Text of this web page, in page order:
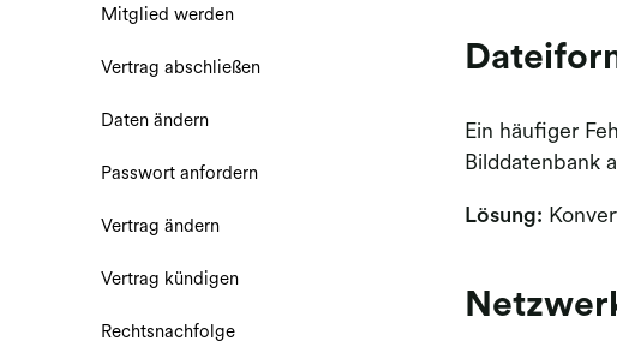
Mitglied werden
Vertrag abschließen
Daten ändern
Passwort anfordern
Vertrag ändern
Vertrag kündigen
Rechtsnachfolge
Ein häufiger
Bilddatenbank
Lösung: